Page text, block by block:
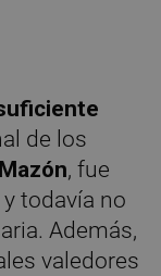
de los
, fue
todavía no
Además,
valedores